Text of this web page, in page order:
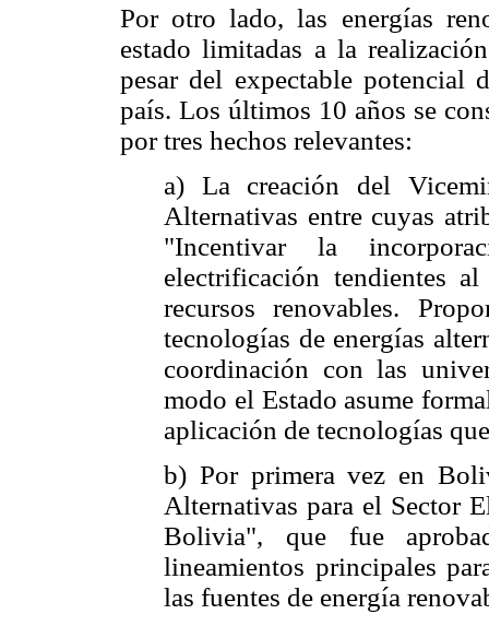
Por otro lado, las energías
estado limitadas a la
pesar del expectable potencial
país. Los últimos 10 años se
por tres hechos relevantes:
a) La creación del
Alternativas entre cuyas
"Incentivar la
electrificación tendientes
recursos renovables.
tecnologías de energías
coordinación con las
modo el Estado asume
aplicación de tecnologías
b) Por primera vez en
Alternativas para el Sector
Bolivia", que fue
lineamientos principales
las fuentes de energía